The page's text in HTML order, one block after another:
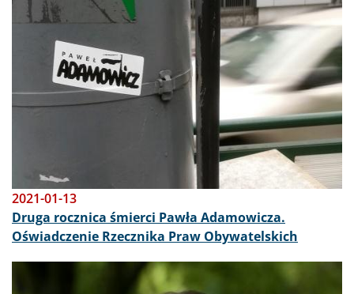
2021-01-13
Druga rocznica śmierci Pawła Adamowicza.
Oświadczenie Rzecznika Praw Obywatelskich